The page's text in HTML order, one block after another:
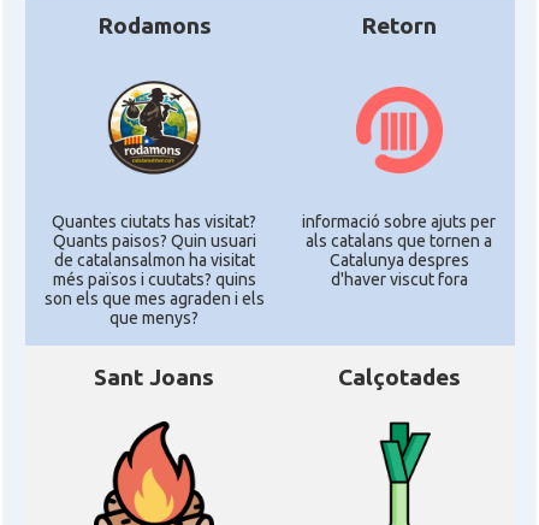
Rodamons
Quantes ciutats has visitat?
Quants paisos? Quin usuari
de catalansalmon ha visitat
més països i cuutats? quins
son els que mes agraden i els
que menys?
Retorn
informació sobre ajuts per
als catalans que tornen a
Catalunya despres
d'haver viscut fora
Sant Joans Calçotades